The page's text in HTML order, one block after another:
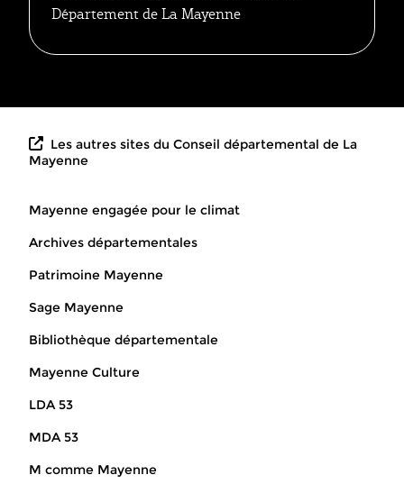
Département de La Mayenne
Les autres sites du Conseil départemental de La
Mayenne
Mayenne engagée pour le climat
Archives départementales
Patrimoine Mayenne
Sage Mayenne
Bibliothèque départementale
Mayenne Culture
LDA 53
MDA 53
M comme Mayenne